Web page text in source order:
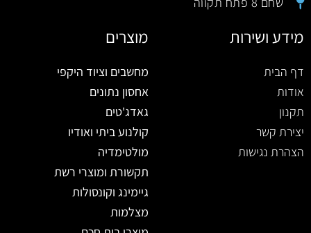
מידע ושירות
דף הבית
אודות
תקנון
יצירת קשר
הצהרת נגישות
מוצרים
מחשבים וציוד היקפי
אחסון נתונים
גאדג'טים
קולנוע ביתי ואודיו
מולטימדיה
תקשורת ומוצרי רשת
גיימינג וקונסולות
מצלמות